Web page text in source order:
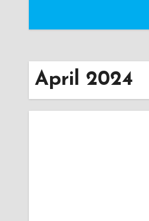
April 2024